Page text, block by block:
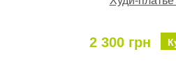
2 300 грн